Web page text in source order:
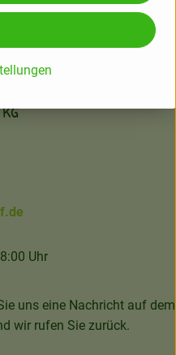
Uhr
uns eine Nachricht auf dem
wir rufen Sie zurück.